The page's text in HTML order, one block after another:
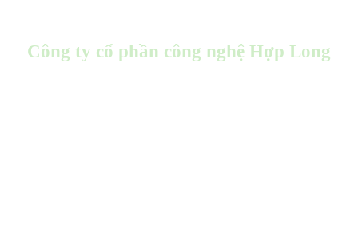
Công ty cổ phần công nghệ Hợp Long